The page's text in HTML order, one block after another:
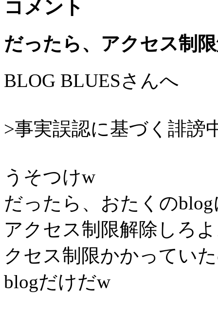
コメント
だったら、アクセス制
BLOG BLUESさんへ
>事実誤認に基づく誹謗
うそつけw
だったら、おたくの
アクセス制限解除しろ
クセス制限かかってい
blogだけだw